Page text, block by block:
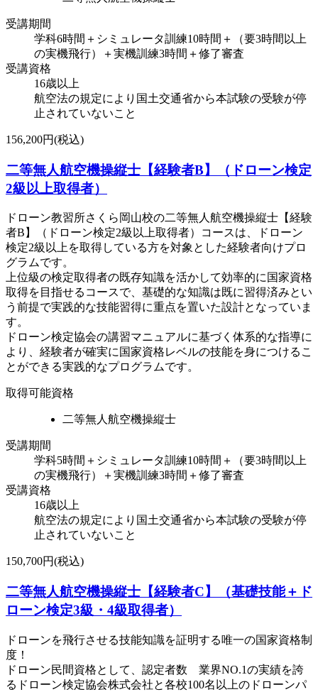
受講期間
学科6時間＋シミュレータ訓練10時間＋（要3時間以上
の実機飛行）＋実機訓練3時間＋修了審査
受講資格
16歳以上
航空法の規定により国土交通省から本試験の受験が停
止されていないこと
156,200円(税込)
二等無人航空機操縦士【経験者B】（ドローン検定
2級以上取得者）
ドローン教習所さくら岡山校の二等無人航空機操縦士【経験
者B】（ドローン検定2級以上取得者）コースは、ドローン
検定2級以上を取得している方を対象とした経験者向けプロ
グラムです。
上位級の検定取得者の既存知識を活かして効率的に国家資格
取得を目指せるコースで、基礎的な知識は既に習得済みとい
う前提で実践的な技能習得に重点を置いた設計となっていま
す。
ドローン検定協会の講習マニュアルに基づく体系的な指導に
より、経験者が確実に国家資格レベルの技能を身につけるこ
とができる実践的なプログラムです。
取得可能資格
二等無人航空機操縦士
受講期間
学科5時間＋シミュレータ訓練10時間＋（要3時間以上
の実機飛行）＋実機訓練3時間＋修了審査
受講資格
16歳以上
航空法の規定により国土交通省から本試験の受験が停
止されていないこと
150,700円(税込)
二等無人航空機操縦士【経験者C】（基礎技能＋ド
ローン検定3級・4級取得者）
ドローンを飛行させる技能知識を証明する唯一の国家資格制
度！
ドローン民間資格として、認定者数 業界NO.1の実績を誇
るドローン検定協会株式会社と各校100名以上のドローンパ